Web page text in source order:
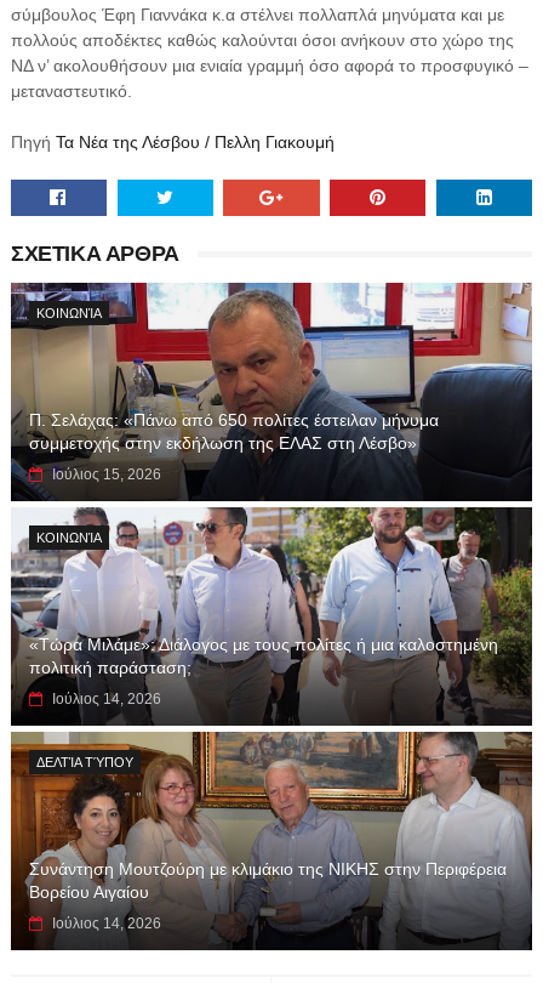
σύμβουλος Έφη Γιαννάκα κ.α στέλνει πολλαπλά μηνύματα και με
πολλούς αποδέκτες καθώς καλούνται όσοι ανήκουν στο χώρο της
ΝΔ ν’ ακολουθήσουν μια ενιαία γραμμή όσο αφορά το προσφυγικό –
μεταναστευτικό.
Πηγή Τα Νέα της Λέσβου / Πελλη Γιακουμή
ΣΧΕΤΙΚΑ ΑΡΘΡΑ
ΚΟΙΝΩΝΊΑ
Π. Σελάχας: «Πάνω από 650 πολίτες έστειλαν μήνυμα
συμμετοχής στην εκδήλωση της ΕΛΑΣ στη Λέσβο»
Ιούλιος 15, 2026
ΚΟΙΝΩΝΊΑ
«Τώρα Μιλάμε»: Διάλογος με τους πολίτες ή μια καλοστημένη
πολιτική παράσταση;
Ιούλιος 14, 2026
ΔΕΛΤΊΑ ΤΎΠΟΥ
Συνάντηση Μουτζούρη με κλιμάκιο της ΝΙΚΗΣ στην Περιφέρεια
Βορείου Αιγαίου
Ιούλιος 14, 2026